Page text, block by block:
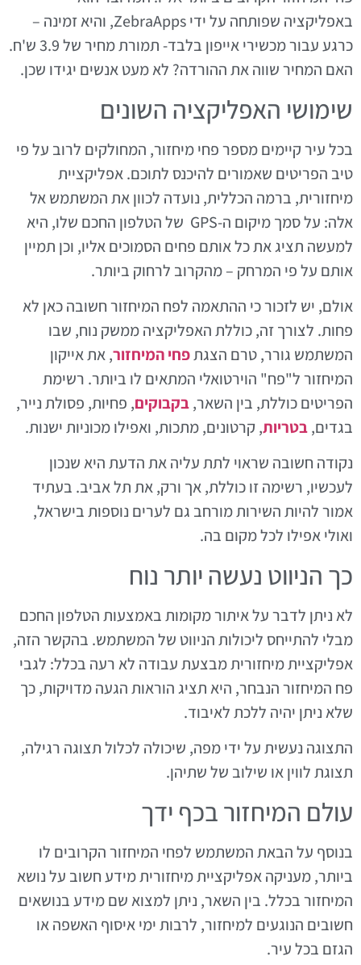
באפליקציה שפותחה על ידי ZebraApps, והיא זמינה –
כרגע עבור מכשירי אייפון בלבד- תמורת מחיר של 3.9 ש'ח.
האם המחיר שווה את ההורדה? לא מעט אנשים יגידו שכן.
שימושי האפליקציה השונים
בכל עיר קיימים מספר פחי מיחזור, המחולקים לרוב על פי
טיב הפריטים שאמורים להיכנס לתוכם. אפליקציית
מיחזורית, ברמה הכללית, נועדה לכוון את המשתמש אל
אלה: על סמך מיקום ה-GPS של הטלפון החכם שלו, היא
למעשה תציג את כל אותם פחים הסמוכים אליו, וכן תמיין
אותם על פי המרחק – מהקרוב לרחוק ביותר.
אולם, יש לזכור כי ההתאמה לפח המיחזור חשובה כאן לא
פחות. לצורך זה, כוללת האפליקציה ממשק נוח, שבו
המשתמש גורר, טרם הצגתפחי המיחזור, את אייקון
המיחזור ל"פח" הוירטואלי המתאים לו ביותר. רשימת
הפריטים כוללת, בין השאר,בקבוקים, פחיות, פסולת נייר,
בגדים,בטריות, קרטונים, מתכות, ואפילו מכוניות ישנות.
נקודה חשובה שראוי לתת עליה את הדעת היא שנכון
לעכשיו, רשימה זו כוללת, אך ורק, את תל אביב. בעתיד
אמור להיות השירות מורחב גם לערים נוספות בישראל,
ואולי אפילו לכל מקום בה.
כך הניווט נעשה יותר נוח
לא ניתן לדבר על איתור מקומות באמצעות הטלפון החכם
מבלי להתייחס ליכולות הניווט של המשתמש. בהקשר הזה,
אפליקציית מיחזורית מבצעת עבודה לא רעה בכלל: לגבי
פח המיחזור הנבחר, היא תציג הוראות הגעה מדויקות, כך
שלא ניתן יהיה ללכת לאיבוד.
התצוגה נעשית על ידי מפה, שיכולה לכלול תצוגה רגילה,
תצוגת לווין או שילוב של שתיהן.
עולם המיחזור בכף ידך
בנוסף על הבאת המשתמש לפחי המיחזור הקרובים לו
ביותר, מעניקה אפליקציית מיחזורית מידע חשוב על נושא
המיחזור בכלל. בין השאר, ניתן למצוא שם מידע בנושאים
חשובים הנוגעים למיחזור, לרבות ימי איסוף האשפה או
הגזם בכל עיר.